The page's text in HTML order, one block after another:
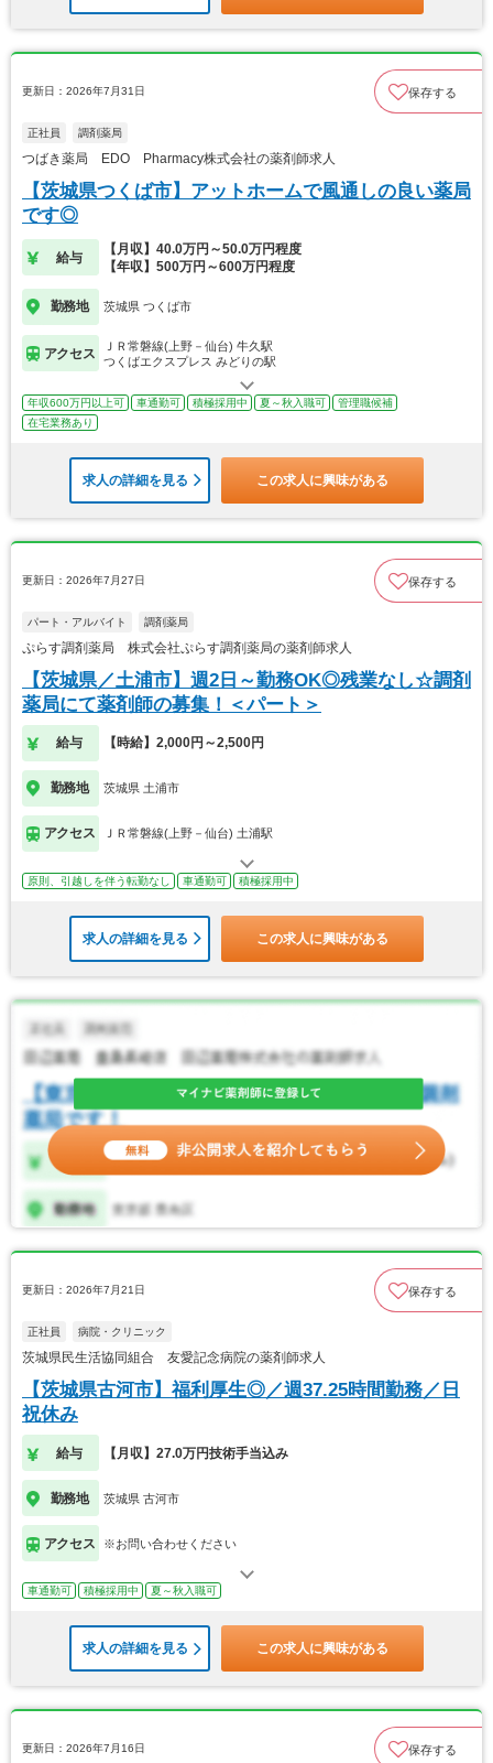
更新日：2026年7月31日 保存する
正社員 調剤薬局
つばき薬局 EDO Pharmacy株式会社の薬剤師求人
【茨城県つくば市】アットホームで風通しの良い薬局
です◎
給与
【月収】40.0万円～50.0万円程度
【年収】500万円～600万円程度
勤務地 茨城県 つくば市
アクセス
ＪＲ常磐線(上野－仙台) 牛久駅
つくばエクスプレス みどりの駅
年収600万円以上可 車通勤可 積極採用中 夏～秋入職可
管理職候補
在宅業務あり
求人の詳細を見る この求人に興味がある
更新日：2026年7月27日 保存する
パート・アルバイト 調剤薬局
ぷらす調剤薬局 株式会社ぷらす調剤薬局の薬剤師求人
【茨城県／土浦市】週2日～勤務OK◎残業なし☆調剤
薬局にて薬剤師の募集！＜パート＞
給与 【時給】2,000円～2,500円
勤務地 茨城県 土浦市
アクセス ＪＲ常磐線(上野－仙台) 土浦駅
原則、引越しを伴う転勤なし 車通勤可 積極採用中
求人の詳細を見る この求人に興味がある
更新日：2026年7月21日 保存する
正社員 病院・クリニック
茨城県民生活協同組合 友愛記念病院の薬剤師求人
【茨城県古河市】福利厚生◎／週37.25時間勤務／日
祝休み
給与 【月収】27.0万円技術手当込み
勤務地 茨城県 古河市
アクセス ※お問い合わせください
車通勤可 積極採用中 夏～秋入職可
求人の詳細を見る この求人に興味がある
更新日：2026年7月16日 保存する